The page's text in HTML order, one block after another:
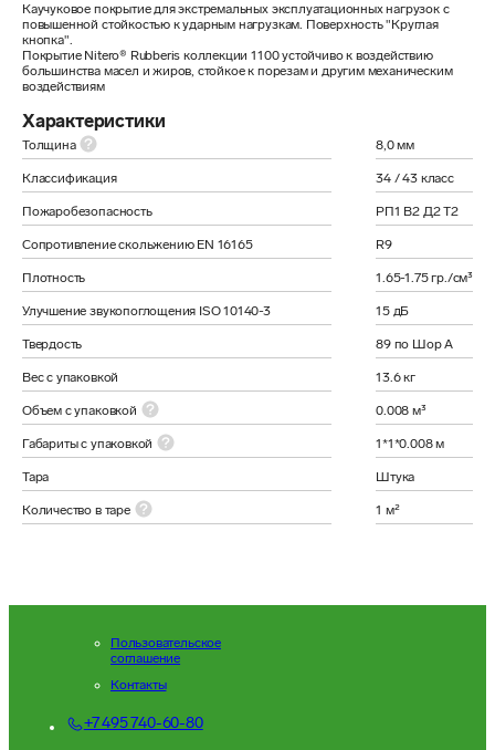
Каучуковое покрытие для экстремальных эксплуатационных нагрузок с
повышенной стойкостью к ударным нагрузкам. Поверхность "Круглая
кнопка".
Покрытие Nitero® Rubberis коллекции 1100 устойчиво к воздействию
большинства масел и жиров, стойкое к порезам и другим механическим
воздействиям
Характеристики
Толщина 8,0 мм
Классификация 34 / 43 класс
Пожаробезопасность РП1 В2 Д2 Т2
Сопротивление скольжению EN 16165 R9
Плотность 1.65-1.75 гр./см³
Улучшение звукопоглощения ISO 10140-3 15 дБ
Твердость 89 по Шор А
Вес с упаковкой 13.6 кг
Объем с упаковкой 0.008 м³
Габариты с упаковкой 1*1*0.008 м
Тара Штука
Количество в таре 1 м²
Пользовательское
соглашение
Контакты
+7 495 740-60-80